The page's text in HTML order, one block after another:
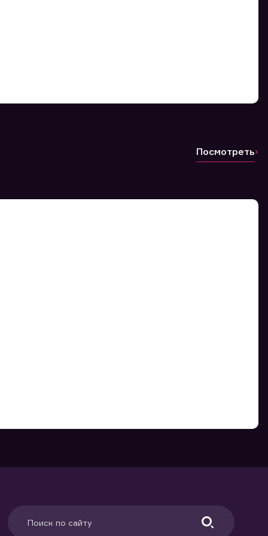
Посмотреть